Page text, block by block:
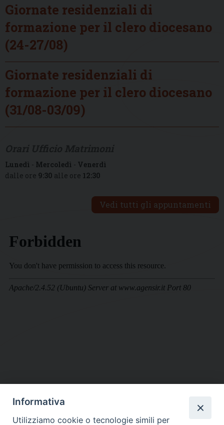
Giornate residenziali di
formazione per il clero diocesano
(24-27/08)
Giornate residenziali di
formazione per il clero diocesano
(31/08-03/09)
Lunedì - Mercoledì - Venerdì
dalle ore 9:30 alle ore 12:30
Vedi tutti gli appuntamenti
DIOCESI SUBURBICARIA DI ALBANO
Informativa
Utilizziamo cookie o tecnologie simili per